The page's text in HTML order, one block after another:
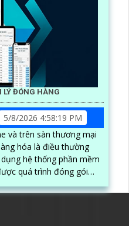
LÝ ĐÓNG HÀNG
5/8/2026 4:58:19 PM
và trên sàn thương mại
hóa là điều thường
hệ thống phần mềm
quá trình đóng gói
trình đóng gói cũng